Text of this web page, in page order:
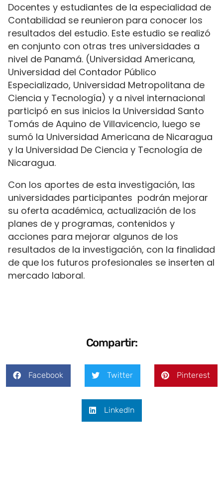
Docentes y estudiantes de la especialidad de
Contabilidad se reunieron para conocer los
resultados del estudio. Este estudio se realizó
en conjunto con otras tres universidades a
nivel de Panamá. (Universidad Americana,
Universidad del Contador Público
Especializado, Universidad Metropolitana de
Ciencia y Tecnología) y a nivel internacional
participó en sus inicios la Universidad Santo
Tomás de Aquino de Villavicencio, luego se
sumó la Universidad Americana de Nicaragua
y la Universidad De Ciencia y Tecnología de
Nicaragua.
Con los aportes de esta investigación, las
universidades participantes podrán mejorar
su oferta académica, actualización de los
planes de y programas, contenidos y
acciones para mejorar algunos de los
resultados de la investigación, con la finalidad
de que los futuros profesionales se inserten al
mercado laboral.
Compartir:
Facebook Twitter Pinterest
LinkedIn